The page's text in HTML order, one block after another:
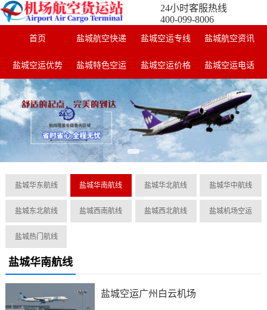
24小时客服热线
400-099-8006
首页 盐城航空快递 盐城空运专线 盐城航空资讯
盐城空运优势 盐城特色空运 盐城空运价格 盐城空运电话
盐城华东航线 盐城华南航线 盐城华北航线 盐城华中航线
盐城东北航线 盐城西南航线 盐城西北航线 盐城机场空运
盐城热门航线
盐城华南航线
盐城空运广州白云机场